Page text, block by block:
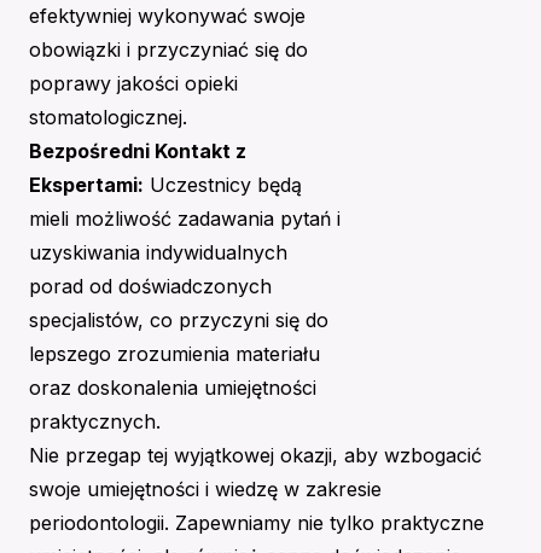
efektywniej wykonywać swoje
obowiązki i przyczyniać się do
poprawy jakości opieki
stomatologicznej.
Bezpośredni Kontakt z
Ekspertami: Uczestnicy będą
mieli możliwość zadawania pytań i
uzyskiwania indywidualnych
porad od doświadczonych
specjalistów, co przyczyni się do
lepszego zrozumienia materiału
oraz doskonalenia umiejętności
praktycznych.
Nie przegap tej wyjątkowej okazji, aby wzbogacić
swoje umiejętności i wiedzę w zakresie
periodontologii. Zapewniamy nie tylko praktyczne